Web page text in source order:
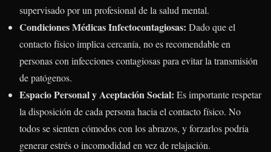
supervisado por un profesional de la salud mental.
Condiciones Médicas Infectocontagiosas: Dado que el
contacto físico implica cercanía, no es recomendable en
personas con infecciones contagiosas para evitar la transmisión
de patógenos.
Espacio Personal y Aceptación Social: Es importante respetar
la disposición de cada persona hacia el contacto físico. No
todos se sienten cómodos con los abrazos, y forzarlos podría
generar estrés o incomodidad en vez de relajación.